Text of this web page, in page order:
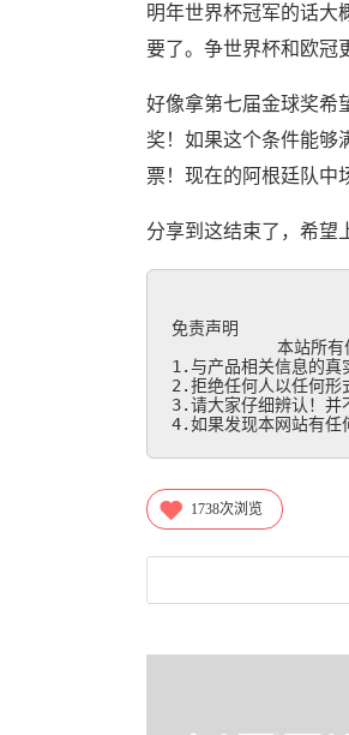
明年世界杯冠军的话大
要了。争世界杯和欧冠
好像拿第七届金球奖希
奖！如果这个条件能够
票！现在的阿根廷队中
分享到这结束了，希望
免责声明
本站所有信息
1.与产品相关信息的真
2.拒绝任何人以任何形
3.请大家仔细辨认！并
4.如果发现本网站有任
1738次浏览